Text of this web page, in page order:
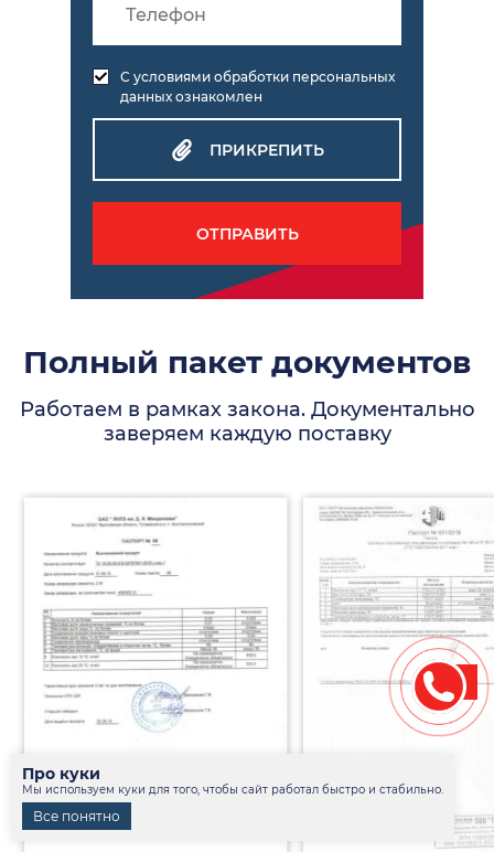
С условиями обработки персональных
данных ознакомлен
ПРИКРЕПИТЬ
ОТПРАВИТЬ
Полный пакет документов
Работаем в рамках закона. Документально
заверяем каждую поставку
Про куки
Мы используем куки для того, чтобы сайт работал быстро и стабильно.
Все понятно